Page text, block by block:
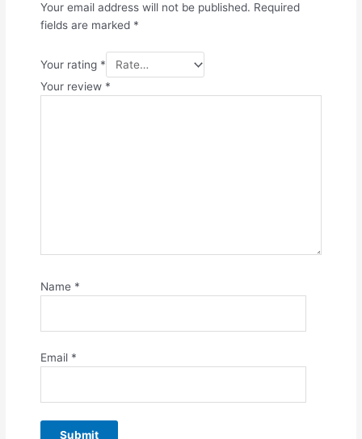
Your email address will not be published. Required
fields are marked *
Your rating *
Your review *
Name *
Email *